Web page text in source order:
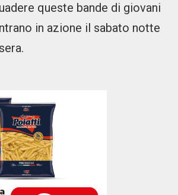
queste bande di giovani
in azione il sabato notte